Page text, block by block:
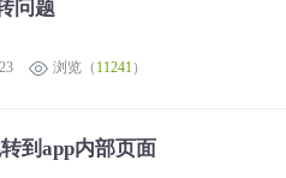
问题
浏览（ 11241）
到app内部页面